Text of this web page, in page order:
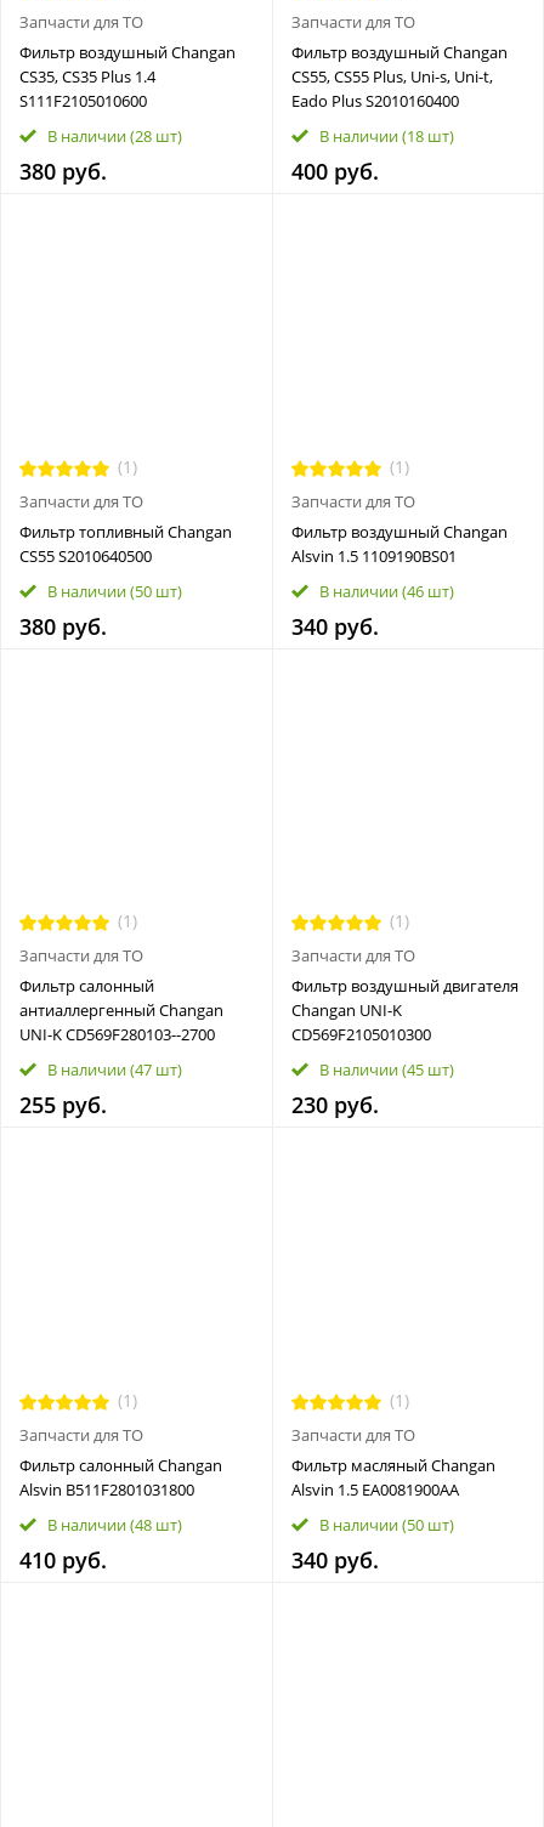
Запчасти для ТО
Фильтр воздушный Changan
CS35, CS35 Plus 1.4
S111F2105010600
В наличии(28 шт)
380 руб.
Запчасти для ТО
Фильтр воздушный Changan
CS55, CS55 Plus, Uni-s, Uni-t,
Eado Plus S2010160400
В наличии(18 шт)
400 руб.
(1)
Запчасти для ТО
Фильтр топливный Changan
CS55 S2010640500
В наличии(50 шт)
380 руб.
(1)
Запчасти для ТО
Фильтр воздушный Changan
Alsvin 1.5 1109190BS01
В наличии(46 шт)
340 руб.
(1)
Запчасти для ТО
Фильтр салонный
антиаллергенный Changan
UNI-K CD569F280103--2700
В наличии(47 шт)
255 руб.
(1)
Запчасти для ТО
Фильтр воздушный двигателя
Changan UNI-K
CD569F2105010300
В наличии(45 шт)
230 руб.
(1)
Запчасти для ТО
Фильтр салонный Changan
Alsvin B511F2801031800
В наличии(48 шт)
410 руб.
(1)
Запчасти для ТО
Фильтр масляный Changan
Alsvin 1.5 EA0081900AA
В наличии(50 шт)
340 руб.